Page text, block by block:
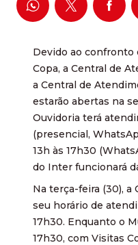
Devido ao confronto
Copa, a Central de
a Central de
estarão abertas na
Ouvidoria terá
(presencial,
13h às 17h30
do Inter funcionará
Na terça-feira (30), a
seu horário de
17h30. Enquanto o
17h30, com Visitas